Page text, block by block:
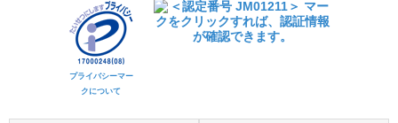
プライバシーマー
クについて